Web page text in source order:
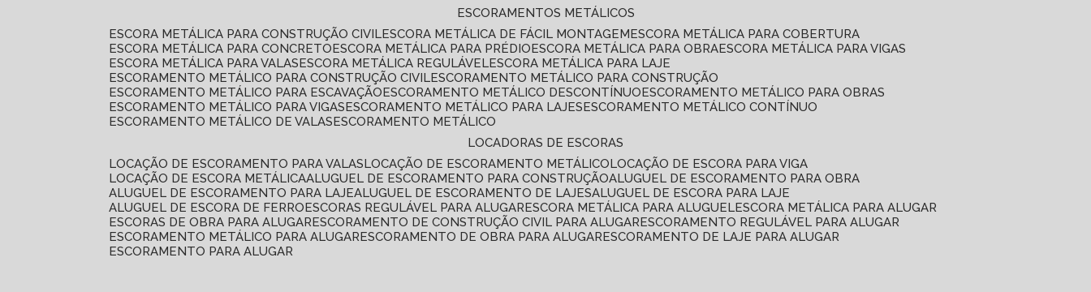
ESCORAMENTOS METÁLICOS
ESCORA METÁLICA PARA CONSTRUÇÃO CIVIL ESCORA METÁLICA DE FÁCIL MONTAGEM
ESCORA METÁLICA PARA COBERTURA
ESCORA METÁLICA PARA CONCRETO
ESCORA METÁLICA PARA PRÉDIO ESCORA METÁLICA PARA OBRA ESCORA METÁLICA PARA VIGAS
ESCORA METÁLICA PARA VALAS
ESCORA METÁLICA REGULÁVEL ESCORA METÁLICA PARA LAJE
ESCORAMENTO METÁLICO PARA CONSTRUÇÃO CIVIL ESCORAMENTO METÁLICO PARA CONSTRUÇÃO
ESCORAMENTO METÁLICO PARA ESCAVAÇÃO
ESCORAMENTO METÁLICO DESCONTÍNUO
ESCORAMENTO METÁLICO PARA OBRAS
ESCORAMENTO METÁLICO PARA VIGAS
ESCORAMENTO METÁLICO PARA LAJES
ESCORAMENTO METÁLICO CONTÍNUO
ESCORAMENTO METÁLICO DE VALAS
ESCORAMENTO METÁLICO
LOCADORAS DE ESCORAS
LOCAÇÃO DE ESCORAMENTO PARA VALAS LOCAÇÃO DE ESCORAMENTO METÁLICO LOCAÇÃO DE ESCORA PARA VIGA
LOCAÇÃO DE ESCORA METÁLICA ALUGUEL DE ESCORAMENTO PARA CONSTRUÇÃO ALUGUEL DE ESCORAMENTO PARA OBRA
ALUGUEL DE ESCORAMENTO PARA LAJE ALUGUEL DE ESCORAMENTO DE LAJES ALUGUEL DE ESCORA PARA LAJE
ALUGUEL DE ESCORA DE FERRO
ESCORAS REGULÁVEL PARA ALUGAR ESCORA METÁLICA PARA ALUGUEL ESCORA METÁLICA PARA ALUGAR
ESCORAS DE OBRA PARA ALUGAR ESCORAMENTO DE CONSTRUÇÃO CIVIL PARA ALUGAR ESCORAMENTO REGULÁVEL PARA ALUGAR
ESCORAMENTO METÁLICO PARA ALUGAR ESCORAMENTO DE OBRA PARA ALUGAR ESCORAMENTO DE LAJE PARA ALUGAR
ESCORAMENTO PARA ALUGAR